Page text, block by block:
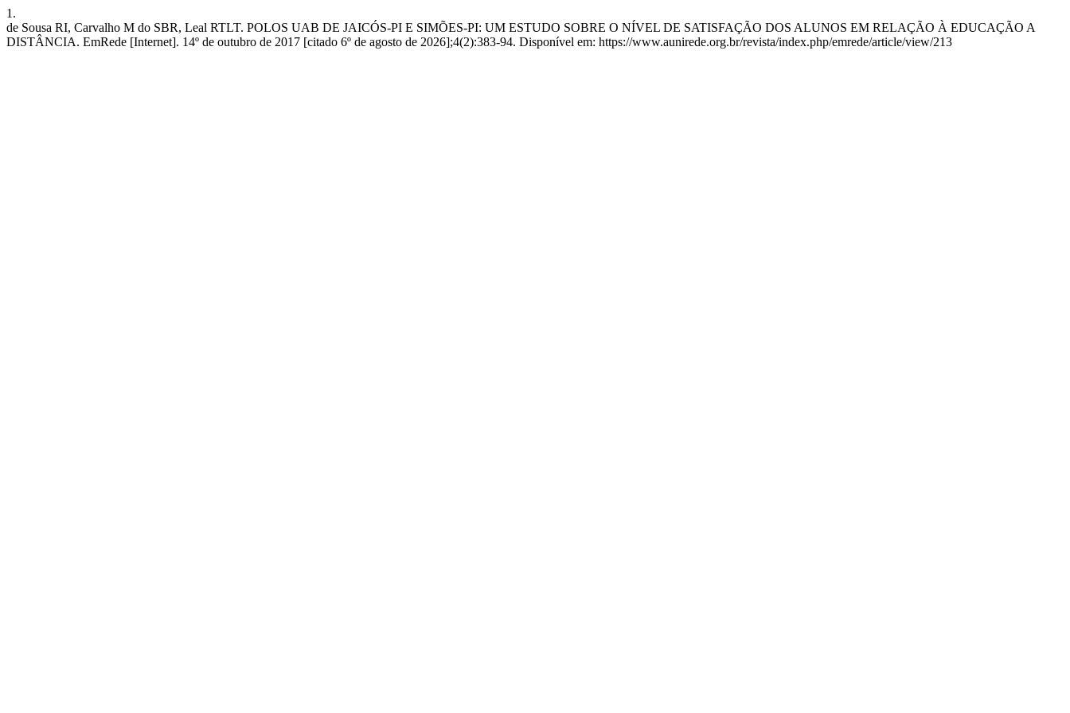
1.
de Sousa RI, Carvalho M do SBR, Leal RTLT. POLOS UAB DE JAICÓS-PI E SIMÕES-PI: UM ESTUDO SOBRE O NÍVEL DE SATISFAÇÃO DOS ALUNOS EM RELAÇÃO À EDUCAÇÃO A
DISTÂNCIA. EmRede [Internet]. 14º de outubro de 2017 [citado 6º de agosto de 2026];4(2):383-94. Disponível em: https://www.aunirede.org.br/revista/index.php/emrede/article/view/213